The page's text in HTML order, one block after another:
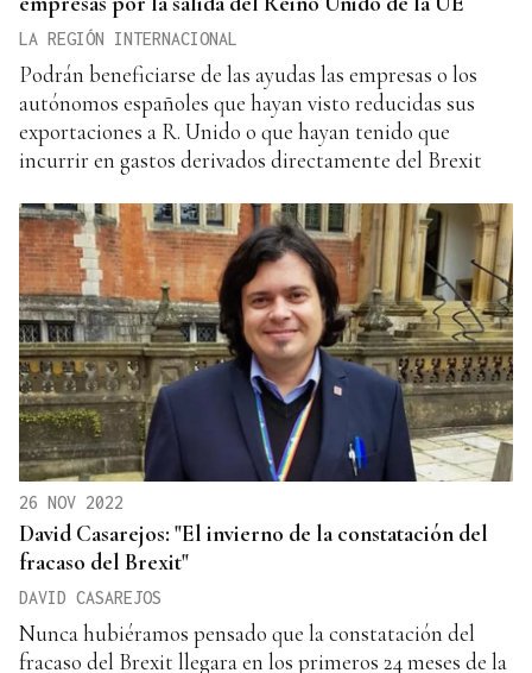
LA REGIÓN INTERNACIONAL
Podrán beneficiarse de las ayudas las empresas o los
autónomos españoles que hayan visto reducidas sus
exportaciones a R. Unido o que hayan tenido que
incurrir en gastos derivados directamente del Brexit
26 NOV 2022
David Casarejos: "El invierno de la constatación del
fracaso del Brexit"
DAVID CASAREJOS
Nunca hubiéramos pensado que la constatación del
fracaso del Brexit llegara en los primeros 24 meses de la